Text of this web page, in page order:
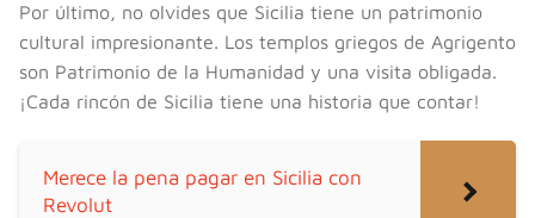
Por último, no olvides que Sicilia tiene un patrimonio
cultural impresionante. Los templos griegos de Agrigento
son Patrimonio de la Humanidad y una visita obligada.
¡Cada rincón de Sicilia tiene una historia que contar!
Merece la pena pagar en Sicilia con
Revolut